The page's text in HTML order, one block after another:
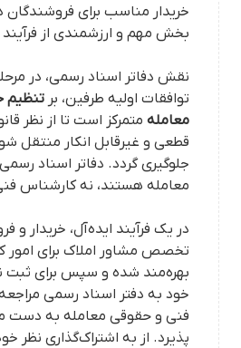
خریدار مناسب برای فروشندگان
بخش مهم و ارزشمندی از
نقش دفاتر اسناد رسمی، در
توافقات اولیه طرفین، بر تنظیم
معامله متمرکز است تا از نظر
قطعی و غیرقابل انکار منتقل
جلوگیری گردد. دفاتر اسناد
معامله هستند، نه کارشناس
در یک فرآیند ایده‌آل، خریدار و
تخصص مشاور املاک برای امور
بهره‌مند شده و سپس برای ثبت
خود به دفتر اسناد رسمی
فنی و حقوقی معامله به
پذیرد. از به اشتراک‌گذاری نظر